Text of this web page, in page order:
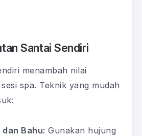
Santai Sendiri
menambah nilai
spa. Teknik yang mudah
Bahu: Gunakan hujung